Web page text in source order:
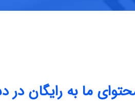
محتوای ما به